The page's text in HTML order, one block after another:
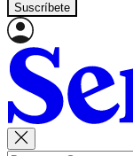
Suscríbete